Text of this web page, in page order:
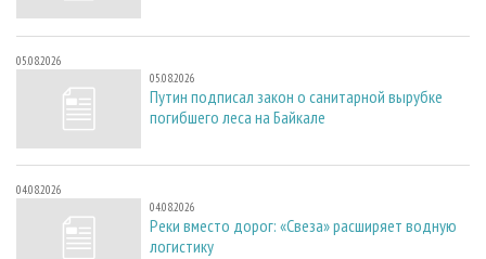
05.08.2026
05.08.2026
Путин подписал закон о санитарной вырубке
погибшего леса на Байкале
04.08.2026
04.08.2026
Реки вместо дорог: «Свеза» расширяет водную
логистику